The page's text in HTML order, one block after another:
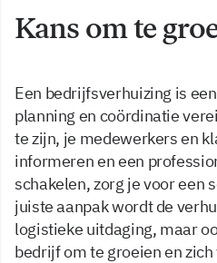
Kans om te
Een bedrijfsverhuizing is
planning en coördinatie
te zijn, je medewerkers en
informeren en een
schakelen, zorg je voor een
juiste aanpak wordt de
logistieke uitdaging, maar
bedrijf om te groeien en